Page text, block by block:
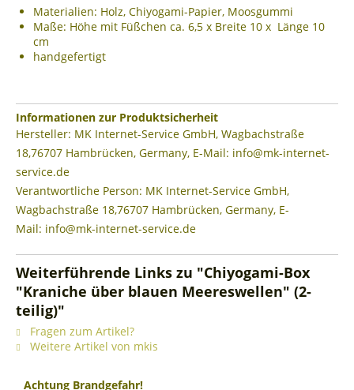
Materialien: Holz, Chiyogami-Papier, Moosgummi
Maße: Höhe mit Füßchen ca. 6,5 x Breite 10 x Länge 10
cm
handgefertigt
Informationen zur Produktsicherheit
Hersteller: MK Internet-Service GmbH, Wagbachstraße
18,76707 Hambrücken, Germany, E-Mail: info@mk-internet-
service.de
Verantwortliche Person: MK Internet-Service GmbH,
Wagbachstraße 18,76707 Hambrücken, Germany, E-
Mail: info@mk-internet-service.de
Weiterführende Links zu "Chiyogami-Box
"Kraniche über blauen Meereswellen" (2-
teilig)"
Fragen zum Artikel?
Weitere Artikel von mkis
Achtung Brandgefahr!